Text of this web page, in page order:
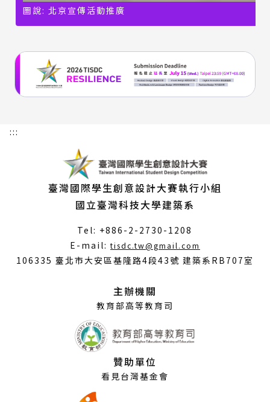
圖說: 北京宣傳活動推廣
:::
臺灣國際學生創意設計大賽執行小組
國立臺灣科技大學建築系
Tel: +886-2-2730-1208
E-mail:tisdc.tw@gmail.com
開
106335 臺北市大安區基隆路4段43號 建築系RB707室
主辦機關
教育部高等教育司
贊助單位
看見台灣基金會